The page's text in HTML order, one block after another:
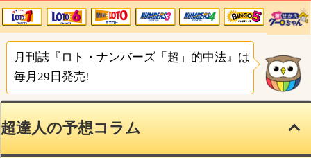
最新当選番号データ
月刊誌『ロト・ナンバーズ「超」的中法』は
毎月29日発売!